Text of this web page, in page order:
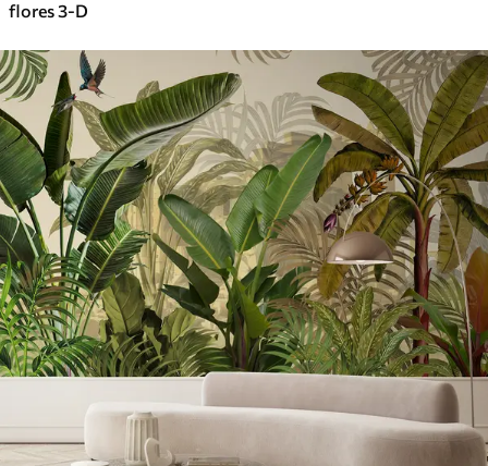
flores 3-D